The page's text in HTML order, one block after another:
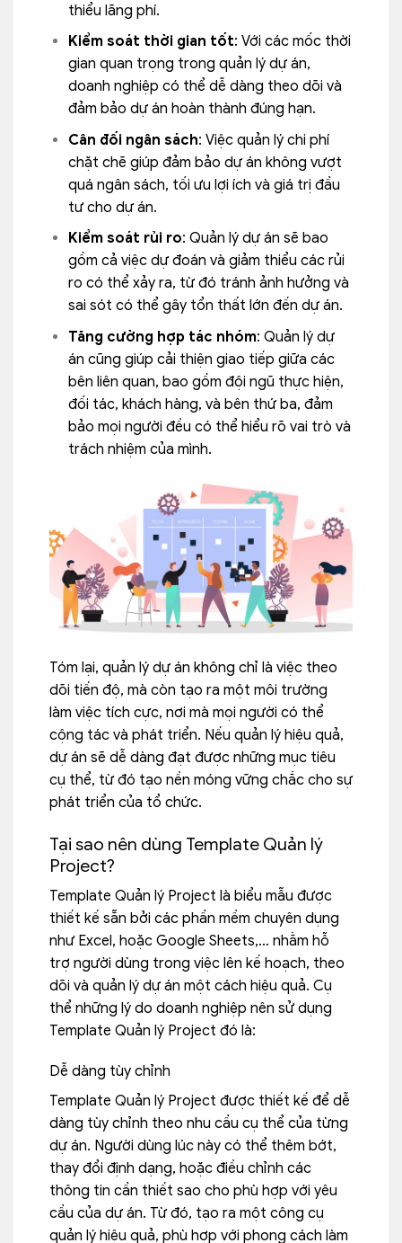
thiểu lãng phí.
Kiểm soát thời gian tốt: Với các mốc thời
gian quan trọng trong quản lý dự án,
doanh nghiệp có thể dễ dàng theo dõi và
đảm bảo dự án hoàn thành đúng hạn.
Cân đối ngân sách: Việc quản lý chi phí
chặt chẽ giúp đảm bảo dự án không vượt
quá ngân sách, tối ưu lợi ích và giá trị đầu
tư cho dự án.
Kiểm soát rủi ro: Quản lý dự án sẽ bao
gồm cả việc dự đoán và giảm thiểu các rủi
ro có thể xảy ra, từ đó tránh ảnh hưởng và
sai sót có thể gây tổn thất lớn đến dự án.
Tăng cường hợp tác nhóm: Quản lý dự
án cũng giúp cải thiện giao tiếp giữa các
bên liên quan, bao gồm đội ngũ thực hiện,
đối tác, khách hàng, và bên thứ ba, đảm
bảo mọi người đều có thể hiểu rõ vai trò và
trách nhiệm của mình.
Tóm lại, quản lý dự án không chỉ là việc theo
dõi tiến độ, mà còn tạo ra một môi trường
làm việc tích cực, nơi mà mọi người có thể
cộng tác và phát triển. Nếu quản lý hiệu quả,
dự án sẽ dễ dàng đạt được những mục tiêu
cụ thể, từ đó tạo nền móng vững chắc cho sự
phát triển của tổ chức.
Tại sao nên dùng Template Quản lý
Project?
Template Quản lý Project là biểu mẫu được
thiết kế sẵn bởi các phần mềm chuyên dụng
như Excel, hoặc Google Sheets,… nhằm hỗ
trợ người dùng trong việc lên kế hoạch, theo
dõi và quản lý dự án một cách hiệu quả. Cụ
thể những lý do doanh nghiệp nên sử dụng
Template Quản lý Project đó là:
Dễ dàng tùy chỉnh
Template Quản lý Project được thiết kế để dễ
dàng tùy chỉnh theo nhu cầu cụ thể của từng
dự án. Người dùng lúc này có thể thêm bớt,
thay đổi định dạng, hoặc điều chỉnh các
thông tin cần thiết sao cho phù hợp với yêu
cầu của dự án. Từ đó, tạo ra một công cụ
quản lý hiệu quả, phù hợp với phong cách làm